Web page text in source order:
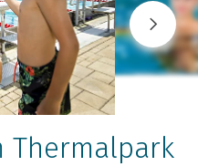
Thermalpark